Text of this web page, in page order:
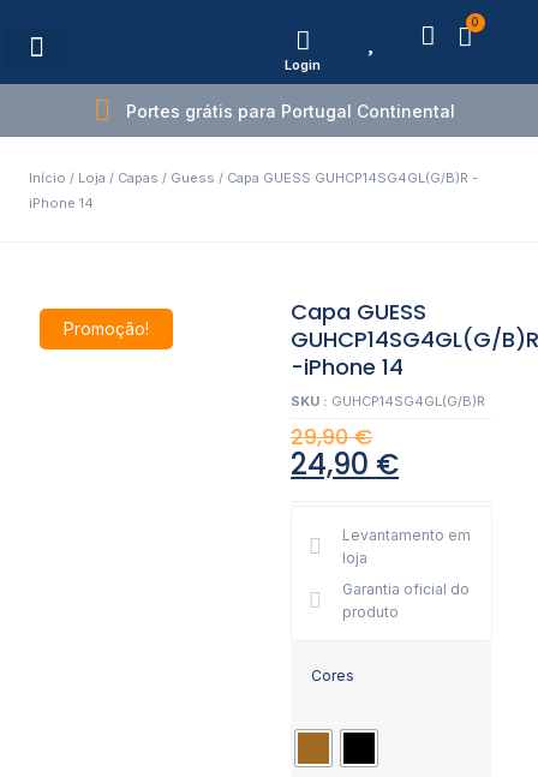
Login
0
Portes grátis para Portugal Continental
Início / Loja / Capas / Guess / Capa GUESS GUHCP14SG4GL(G/B)R -
iPhone 14
Promoção!
Capa GUESS
GUHCP14SG4GL(G/
-iPhone 14
SKU : GUHCP14SG4GL(G/B)R
29,90€
24,90 €
Levantamento em
loja
Garantia oficial do
produto
Cores